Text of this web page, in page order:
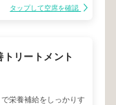
タップして空席を確認
リートメント
栄養補給をしっかりす